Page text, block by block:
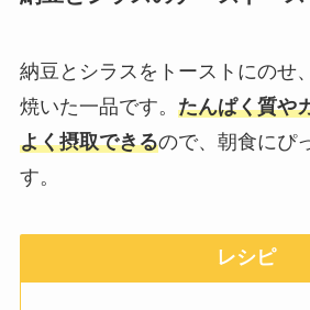
納豆とシラスをトーストにのせ
焼いた一品です。 たんぱく質や
よく摂取できるので、朝食にぴ
す。
レシピ